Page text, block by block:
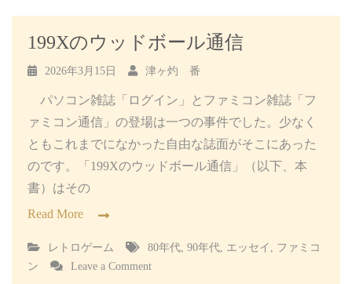
199Xのウッドボール通信
2026年3月15日 津ヶ灼 番
パソコン雑誌「ログイン」とファミコン雑誌「フ
ァミコン通信」の登場は一つの事件でした。少なく
ともこれまでになかった自由な誌面がそこにあった
のです。「199Xのウッドボール通信」（以下、本
書）はその
Read More
レトロゲーム 80年代, 90年代, エッセイ , ファミコ
ン
Leave a Commenton